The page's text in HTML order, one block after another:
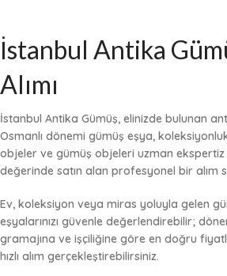
İstanbul Antika
Alımı
İstanbul Antika Gümüş, elinizde bulunan
Osmanlı dönemi gümüş eşya,
objeler ve gümüş objeleri uzman
değerinde satın alan profesyonel bir alım
Ev, koleksiyon veya miras yoluyla gelen
eşyalarınızı güvenle değerlendirebilir;
gramajına ve işçiliğine göre en doğru
hızlı alım gerçekleştirebilirsiniz.